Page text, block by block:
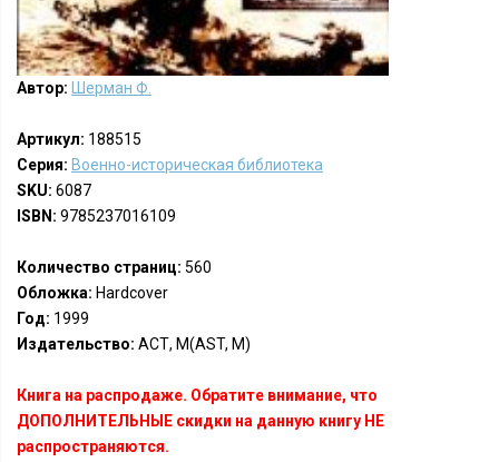
Автор: Шерман Ф.
Артикул: 188515
Серия: Военно-историческая библиотека
SKU: 6087
ISBN: 9785237016109
Количество страниц: 560
Обложка: Hardcover
Год: 1999
Издательство: АСТ, М(AST, M)
Книга на распродаже. Обратите внимание, что
ДОПОЛНИТЕЛЬНЫЕ скидки на данную книгу НЕ
распространяются.